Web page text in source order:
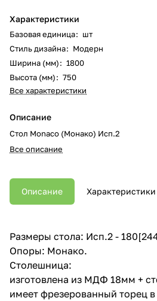
Характеристики
Базовая единица: шт
Стиль дизайна: Модерн
Ширина (мм): 1800
Высота (мм): 750
Все характеристики
Описание
Стол Monaco (Монако) Исп.2
Все описание
Описание Характеристики
Размеры стола: Исп.2 -
Опоры: Монако.
Столешница:
изготовлена из МДФ 18мм +
имеет фрезерованный торец